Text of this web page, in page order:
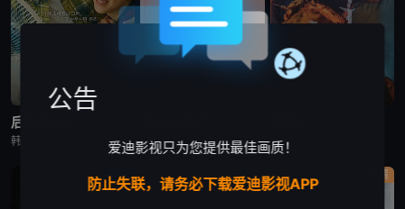
高清中字
后来的我们
韩国电影《后来的我们》又名：之后的我们(台),后来的我们韩国版,Once We Were Us,만약에 우리，讲述了：在开往家乡的客运上，恩浩（具教焕 饰）遇见了休学后下定决心要前往某处的正媛（文佳煐 现在去见你 지금 만나러 갑니다，英文名为Be with You，是2018年上映的韩国剧情电影。本片根据市川拓司小说《相约在雨季》改编，苏志燮和孙艺珍主演，讲述男子(苏志燮饰)的妻子秀雅(孙艺珍
动作 剧情 剧情
公告
爱迪影视只为您提供最佳画质！
防止失联，请务必下载爱迪影视APP